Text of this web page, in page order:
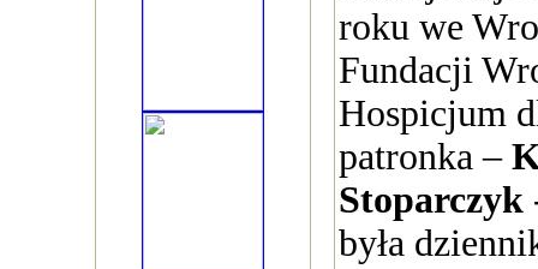
roku we
Fundacji
Hospicjum
patronka –
Stoparczyk
była